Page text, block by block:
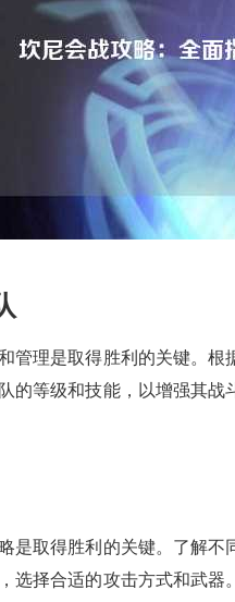
管理是取得胜利的关键。
的等级和技能，以增强其
是取得胜利的关键。了解不
选择合适的攻击方式和武